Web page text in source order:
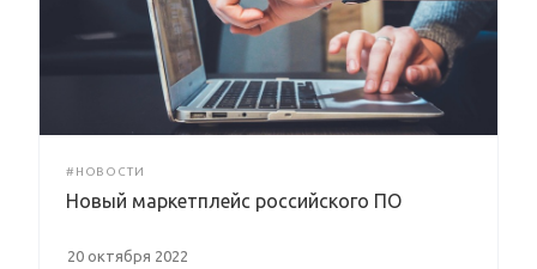
#НОВОСТИ
Новый маркетплейс российского ПО
20 октября 2022